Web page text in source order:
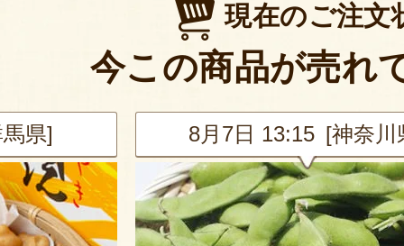
現在のご注文
今この商品が売れ
県] 8月7日 13:15 [神奈川